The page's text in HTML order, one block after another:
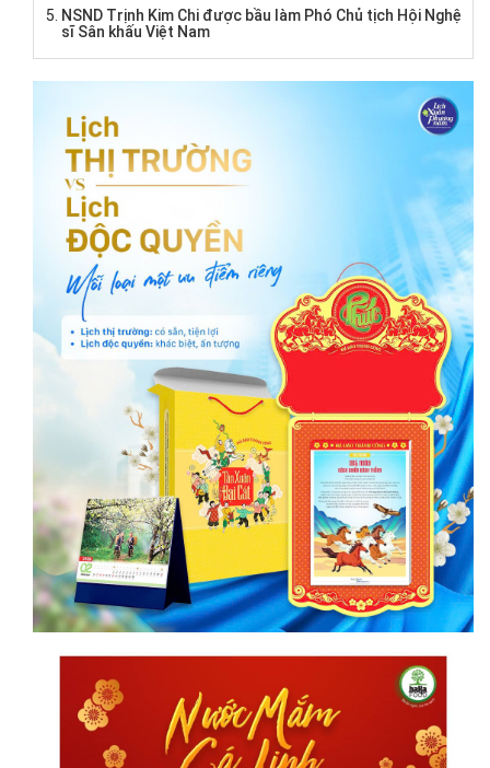
NSND Trịnh Kim Chi được bầu làm Phó Chủ tịch Hội Nghệ
sĩ Sân khấu Việt Nam